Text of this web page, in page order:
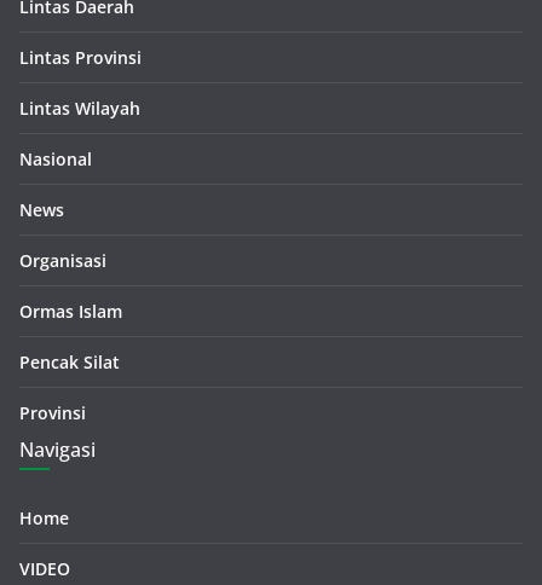
Lintas Daerah
Lintas Provinsi
Lintas Wilayah
Nasional
News
Organisasi
Ormas Islam
Pencak Silat
Provinsi
Navigasi
Home
VIDEO